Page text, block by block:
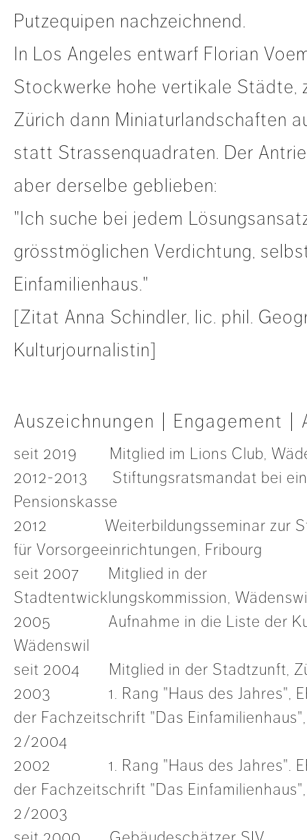
Putzequipen nachzeichnend.
In Los Angeles entwarf Florian
Stockwerke hohe vertikale Städte,
Zürich dann Miniaturlandschaften
statt Strassenquadraten. Der
aber derselbe geblieben:
"Ich suche bei jedem
grösstmöglichen Verdichtung,
Einfamilienhaus."
[Zitat Anna Schindler, lic. phil.
Kulturjournalistin]
Auszeichnungen | Engagement |
seit 2019 Mitglied im Lions Club,
2012-2013 Stiftungsratsmandat bei
Pensionskasse
2012 Weiterbildungsseminar zur
für Vorsorgeeinrichtungen, Fribourg
seit 2007 Mitglied in der
Stadtentwicklungskommission,
2005 Aufnahme in die Liste der
Wädenswil
seit 2004 Mitglied in der Stadtzunft,
2003 1. Rang "Haus des Jahres",
der Fachzeitschrift "Das
2/2004
2002 1. Rang "Haus des Jahres".
der Fachzeitschrift "Das
2/2003